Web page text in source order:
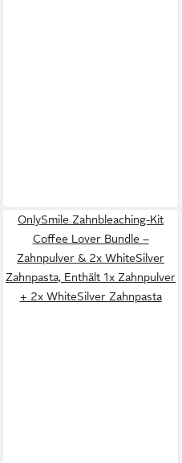
OnlySmile Zahnbleaching-Kit
Coffee Lover Bundle –
Zahnpulver & 2x WhiteSilver
Zahnpasta, Enthält 1x Zahnpulver
+ 2x WhiteSilver Zahnpasta